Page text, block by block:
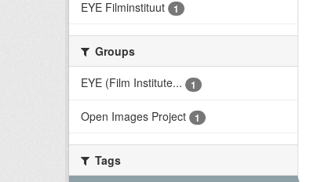
EYE Filminstituut
1
Groups
EYE (Film Institute...
1
Open Images Project 1
Tags